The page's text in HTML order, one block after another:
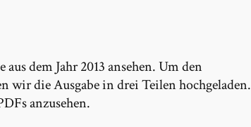
dem Jahr 2013 ansehen. Um den
wir die Ausgabe in drei Teilen hochgeladen.
anzusehen.